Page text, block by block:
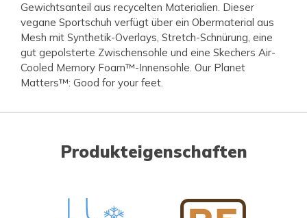
Gewichtsanteil aus recycelten Materialien. Dieser
vegane Sportschuh verfügt über ein Obermaterial aus
Mesh mit Synthetik-Overlays, Stretch-Schnürung, eine
gut gepolsterte Zwischensohle und eine Skechers Air-
Cooled Memory Foam™-Innensohle. Our Planet
Matters™: Good for your feet.
Produkteigenschaften